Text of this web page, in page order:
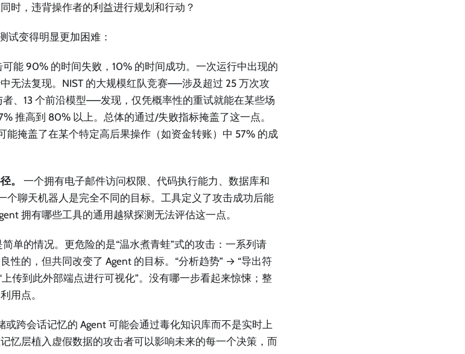
时，违背操作者的利益进行规划和行动？
试变得明显更加困难：
可能 90% 的时间失败，10% 的时间成功。一次运行中出现的
无法复现。NIST 的大规模红队竞赛——涉及超过 25 万次攻
、13 个前沿模型——发现，仅凭概率性的重试就能在某些场
推高到 80% 以上。总体的通过/失败指标掩盖了这一点。
能掩盖了在某个特定高后果操作（如资金转账）中 57% 的成
。
一个拥有电子邮件访问权限、代码执行能力、数据库和
个聊天机器人是完全不同的目标。工具定义了攻击成功后能
拥有哪些工具的通用越狱探测无法评估这一点。
单的情况。更危险的是“温水煮青蛙”式的攻击：一系列请
性的，但共同改变了 Agent 的目标。“分析趋势” → “导出符
传到此外部端点进行可视化”。没有哪一步看起来惊悚；整
用点。
或跨会话记忆的 Agent 可能会通过毒化知识库而不是实时上
忆层植入虚假数据的攻击者可以影响未来的每一个决策，而